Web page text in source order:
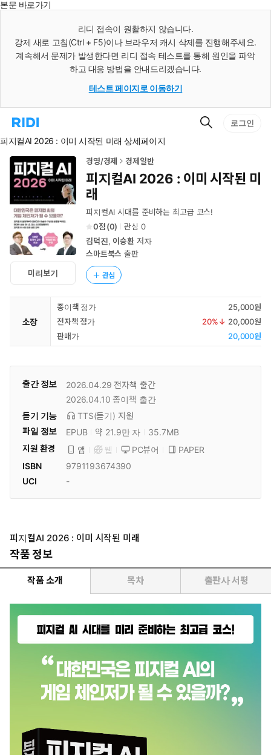
본문 바로가기
리디 접속이 원활하지 않습니다.
강제 새로 고침(Ctrl + F5)이나 브라우저 캐시 삭제를 진행해주세요.
계속해서 문제가 발생한다면 리디 접속 테스트를 통해 원인을 파악
하고 대응 방법을 안내드리겠습니다.
테스트 페이지로 이동하기
리
홈
로
이
동
검
로그인
피지컬AI 2026 : 이미 시작된 미래 상세페이지
미리보기
경영/경제 경제일반
피지컬AI 2026 : 이미 시작된 미
래
피지컬AI 시대를 준비하는 최고급 코스!
0
(0) 관심 0
김덕진, 이승환 저자
스마트북스 출판
관심
소장
종이책 정가
25,000원
전자책 정가
20%↓ 20,000원
판매가
20,000원
출간 정보 2026.04.29 전자책 출간
2026.04.10 종이책 출간
듣기 기능
TTS(듣기) 지원
파일 정보
EPUB 약 21.9만 자
35.7MB
지원 환경
앱 웹 PC뷰어
PAPER
ISBN
9791193674390
UCI
-
피지컬AI 2026 : 이미 시작된 미래
작품 정보
작품 소개 목차 출판사 서평